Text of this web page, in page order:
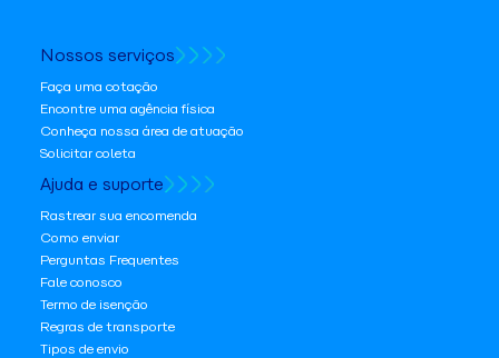
Nossos serviços
Faça uma cotação
Encontre uma agência física
Conheça nossa área de atuação
Solicitar coleta
Ajuda e suporte
Rastrear sua encomenda
Como enviar
Perguntas Frequentes
Fale conosco
Termo de isenção
Regras de transporte
Tipos de envio